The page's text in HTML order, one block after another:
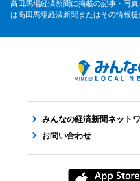
高田馬場経済新聞に掲載の記事・写
は高田馬場経済新聞またはその情報提
みんなの経済新聞ネット
お問い合わせ